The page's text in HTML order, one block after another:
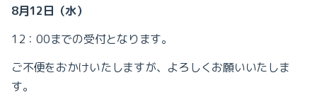
8月12日（水）
12：00までの受付となります。
ご不便をおかけいたしますが、よろしくお願いいたしま
す。